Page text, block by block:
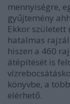
mennyiségre,
gyűjtemény
Ekkor született
hatalmas
hiszen a 460
átépítését is
könyvbe, a
elérhető.